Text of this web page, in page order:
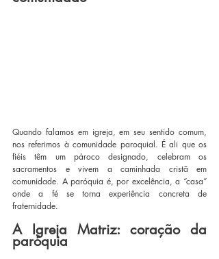
Quando falamos em igreja, em seu sentido comum,
nos referimos à comunidade paroquial. É ali que os
fiéis têm um pároco designado, celebram os
sacramentos e vivem a caminhada cristã em
comunidade. A paróquia é, por excelência, a “casa”
onde a fé se torna experiência concreta de
fraternidade.
A Igreja Matriz: coração da
paróquia